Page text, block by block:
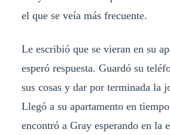
el que se veía más frecuente.
Le escribió que se vieran en su
esperó respuesta. Guardó su
sus cosas y dar por terminada la
Llegó a su apartamento en
encontró a Gray esperando en la